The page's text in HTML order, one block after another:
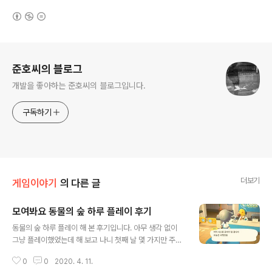
준호씨의 블로그
개발을 좋아하는 준호씨의 블로그입니다.
구독하기
게임이야기 의 다른 글 더보기
모여봐요 동물의 숲 하루 플레이 후기
동물의 숲 하루 플레이 해 본 후기입니다. 아무 생각 없이
그냥 플레이했었는데 해 보고 나니 첫째 날 몇 가지만 주의
플랜이 필요 없다 첫날은 친구들 섬에 놀러 간다거나 친구
0 0 2020. 4. 11.